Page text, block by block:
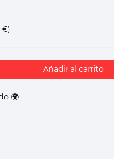
€)
Añadir al carrito
🌍.